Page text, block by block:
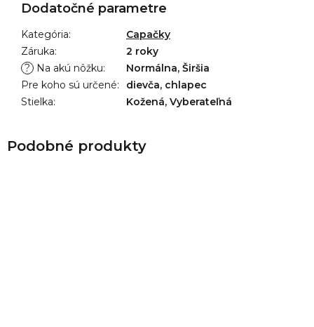
Dodatočné parametre
Kategória:
Capačky
Záruka:
2 roky
?
Na akú nôžku:
Normálna, Širšia
Pre koho sú určené:
dievča, chlapec
Stielka: Kožená, Vyberateľná